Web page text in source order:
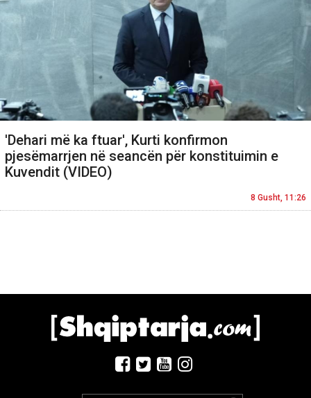
'Dehari më ka ftuar', Kurti konfirmon
pjesëmarrjen në seancën për konstituimin e
Kuvendit (VIDEO)
8 Gusht, 11:26